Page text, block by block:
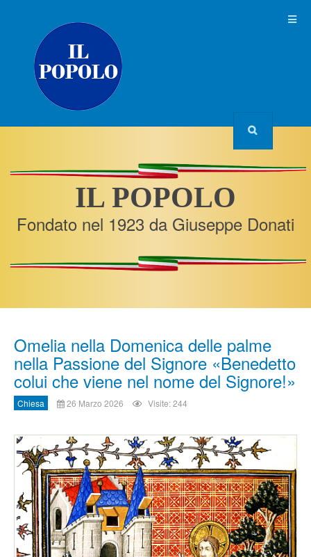
IL POPOLO
Fondato nel 1923 da Giuseppe Donati
Omelia nella Domenica delle palme
nella Passione del Signore «Benedetto
colui che viene nel nome del Signore!»
Chiesa 26 Marzo 2026 Visite: 244